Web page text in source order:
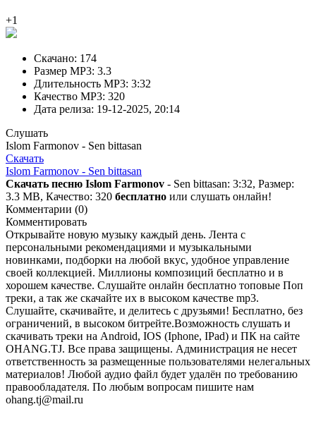
+1
Скачано: 174
Размер MP3: 3.3
Длительность MP3: 3:32
Качество MP3: 320
Дата релиза: 19-12-2025, 20:14
Слушать
Islom Farmonov - Sen bittasan
Скачать
Islom Farmonov - Sen bittasan
Скачать песню Islom Farmonov - Sen bittasan: 3:32, Размер:
3.3 MB, Качество: 320 бесплатно или слушать онлайн!
Комментарии (0)
Комментировать
Открывайте новую музыку каждый день. Лента с
персональными рекомендациями и музыкальными
новинками, подборки на любой вкус, удобное управление
своей коллекцией. Миллионы композиций бесплатно и в
хорошем качестве. Слушайте онлайн бесплатно топовые Поп
треки, а так же скачайте их в высоком качестве mp3.
Слушайте, скачивайте, и делитесь с друзьями! Бесплатно, без
ограничений, в высоком битрейте.Возможность слушать и
скачивать треки на Android, IOS (Iphone, IPad) и ПК на сайте
OHANG.TJ. Все права защищены. Администрация не несет
ответственность за размещенные пользователями нелегальных
материалов! Любой аудио файл будет удалён по требованию
правообладателя. По любым вопросам пишите нам
ohang.tj@mail.ru